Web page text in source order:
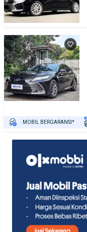
MOBIL BERGARANSI*